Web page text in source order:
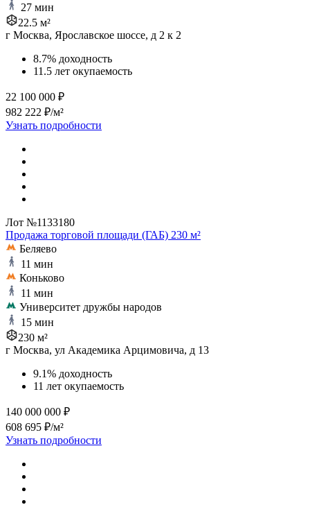
27 мин
22.5 м²
г Москва, Ярославское шоссе, д 2 к 2
8.7% доходность
11.5 лет окупаемость
22 100 000 ₽
982 222 ₽/м²
Узнать подробности
Лот №1133180
Продажа торговой площади (ГАБ) 230 м²
Беляево
11 мин
Коньково
11 мин
Университет дружбы народов
15 мин
230 м²
г Москва, ул Академика Арцимовича, д 13
9.1% доходность
11 лет окупаемость
140 000 000 ₽
608 695 ₽/м²
Узнать подробности